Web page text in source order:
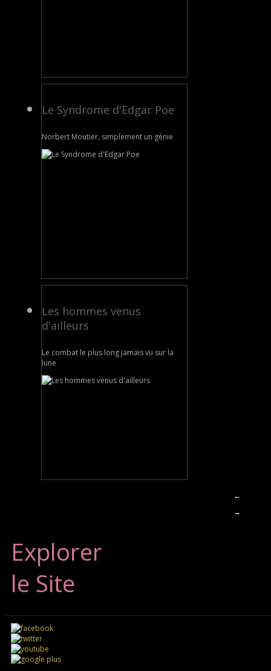
Le Syndrome d'Edgar Poe
Norbert Moutier, simplement un génie
Les hommes venus
d'ailleurs
Le combat le plus long jamais vu sur la
lune
←
→
Explorer
le Site